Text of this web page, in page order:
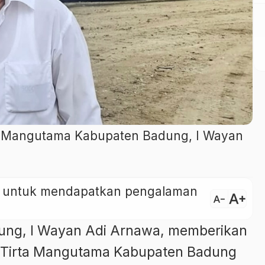
Kabupaten Badung, I Wayan
mendapatkan pengalaman
text_decrease text_increase
I Wayan Adi Arnawa, memberikan
Mangutama Kabupaten Badung